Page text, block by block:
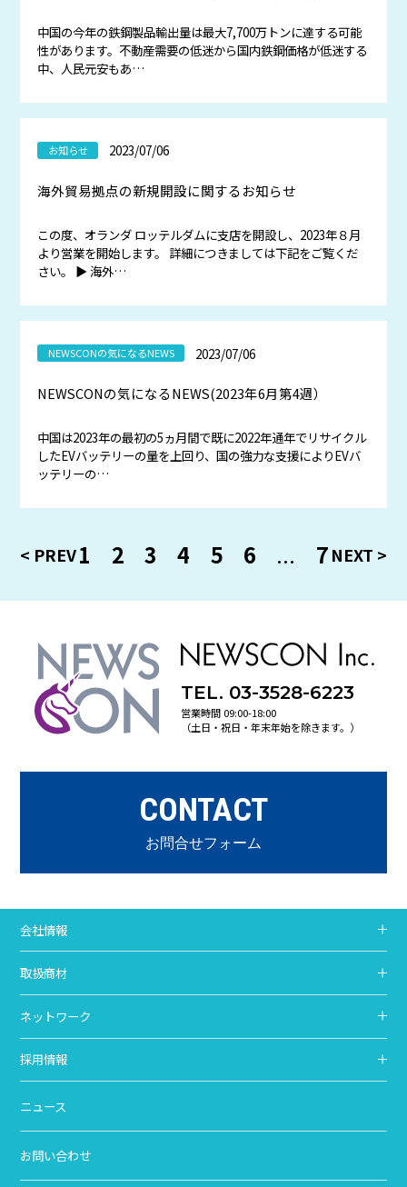
中国の今年の鉄鋼製品輸出量は最大7,700万トンに達する可能
性があります。不動産需要の低迷から国内鉄鋼価格が低迷する
中、人民元安もあ…
お知らせ 2023/07/06
海外貿易拠点の新規開設に関するお知らせ
この度、オランダ ロッテルダムに支店を開設し、2023年８月
より営業を開始します。 詳細につきましては下記をご覧くだ
さい。 ▶ 海外…
NEWSCONの気になるNEWS 2023/07/06
NEWSCONの気になるNEWS(2023年6月第4週）
中国は2023年の最初の5ヵ月間で既に2022年通年でリサイクル
したEVバッテリーの量を上回り、国の強力な支援によりEVバ
ッテリーの…
1 2 3 4 5 6 ... 7
TEL. 03-3528-6223
営業時間 09:00-18:00
（土日・祝日・年末年始を除きます。）
CONTACT
お問合せフォーム
会社情報
取扱商材
ネットワーク
採用情報
ニュース
お問い合わせ